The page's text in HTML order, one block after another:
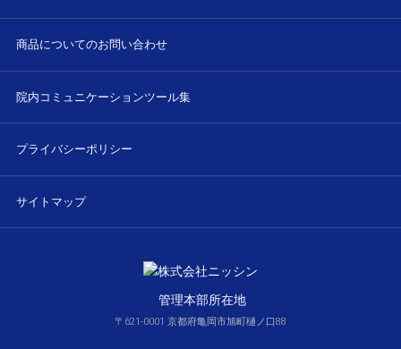
商品についてのお問い合わせ
院内コミュニケーションツール集
プライバシーポリシー
サイトマップ
管理本部所在地
〒621-0001 京都府亀岡市旭町樋ノ口88